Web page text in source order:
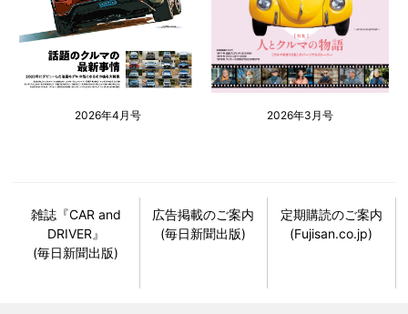
2026年4月号 2026年3月号
雑誌『CAR and
DRIVER』
(毎日新聞出版)
広告掲載のご案内
(毎日新聞出版)
定期購読のご案内
(Fujisan.co.jp)